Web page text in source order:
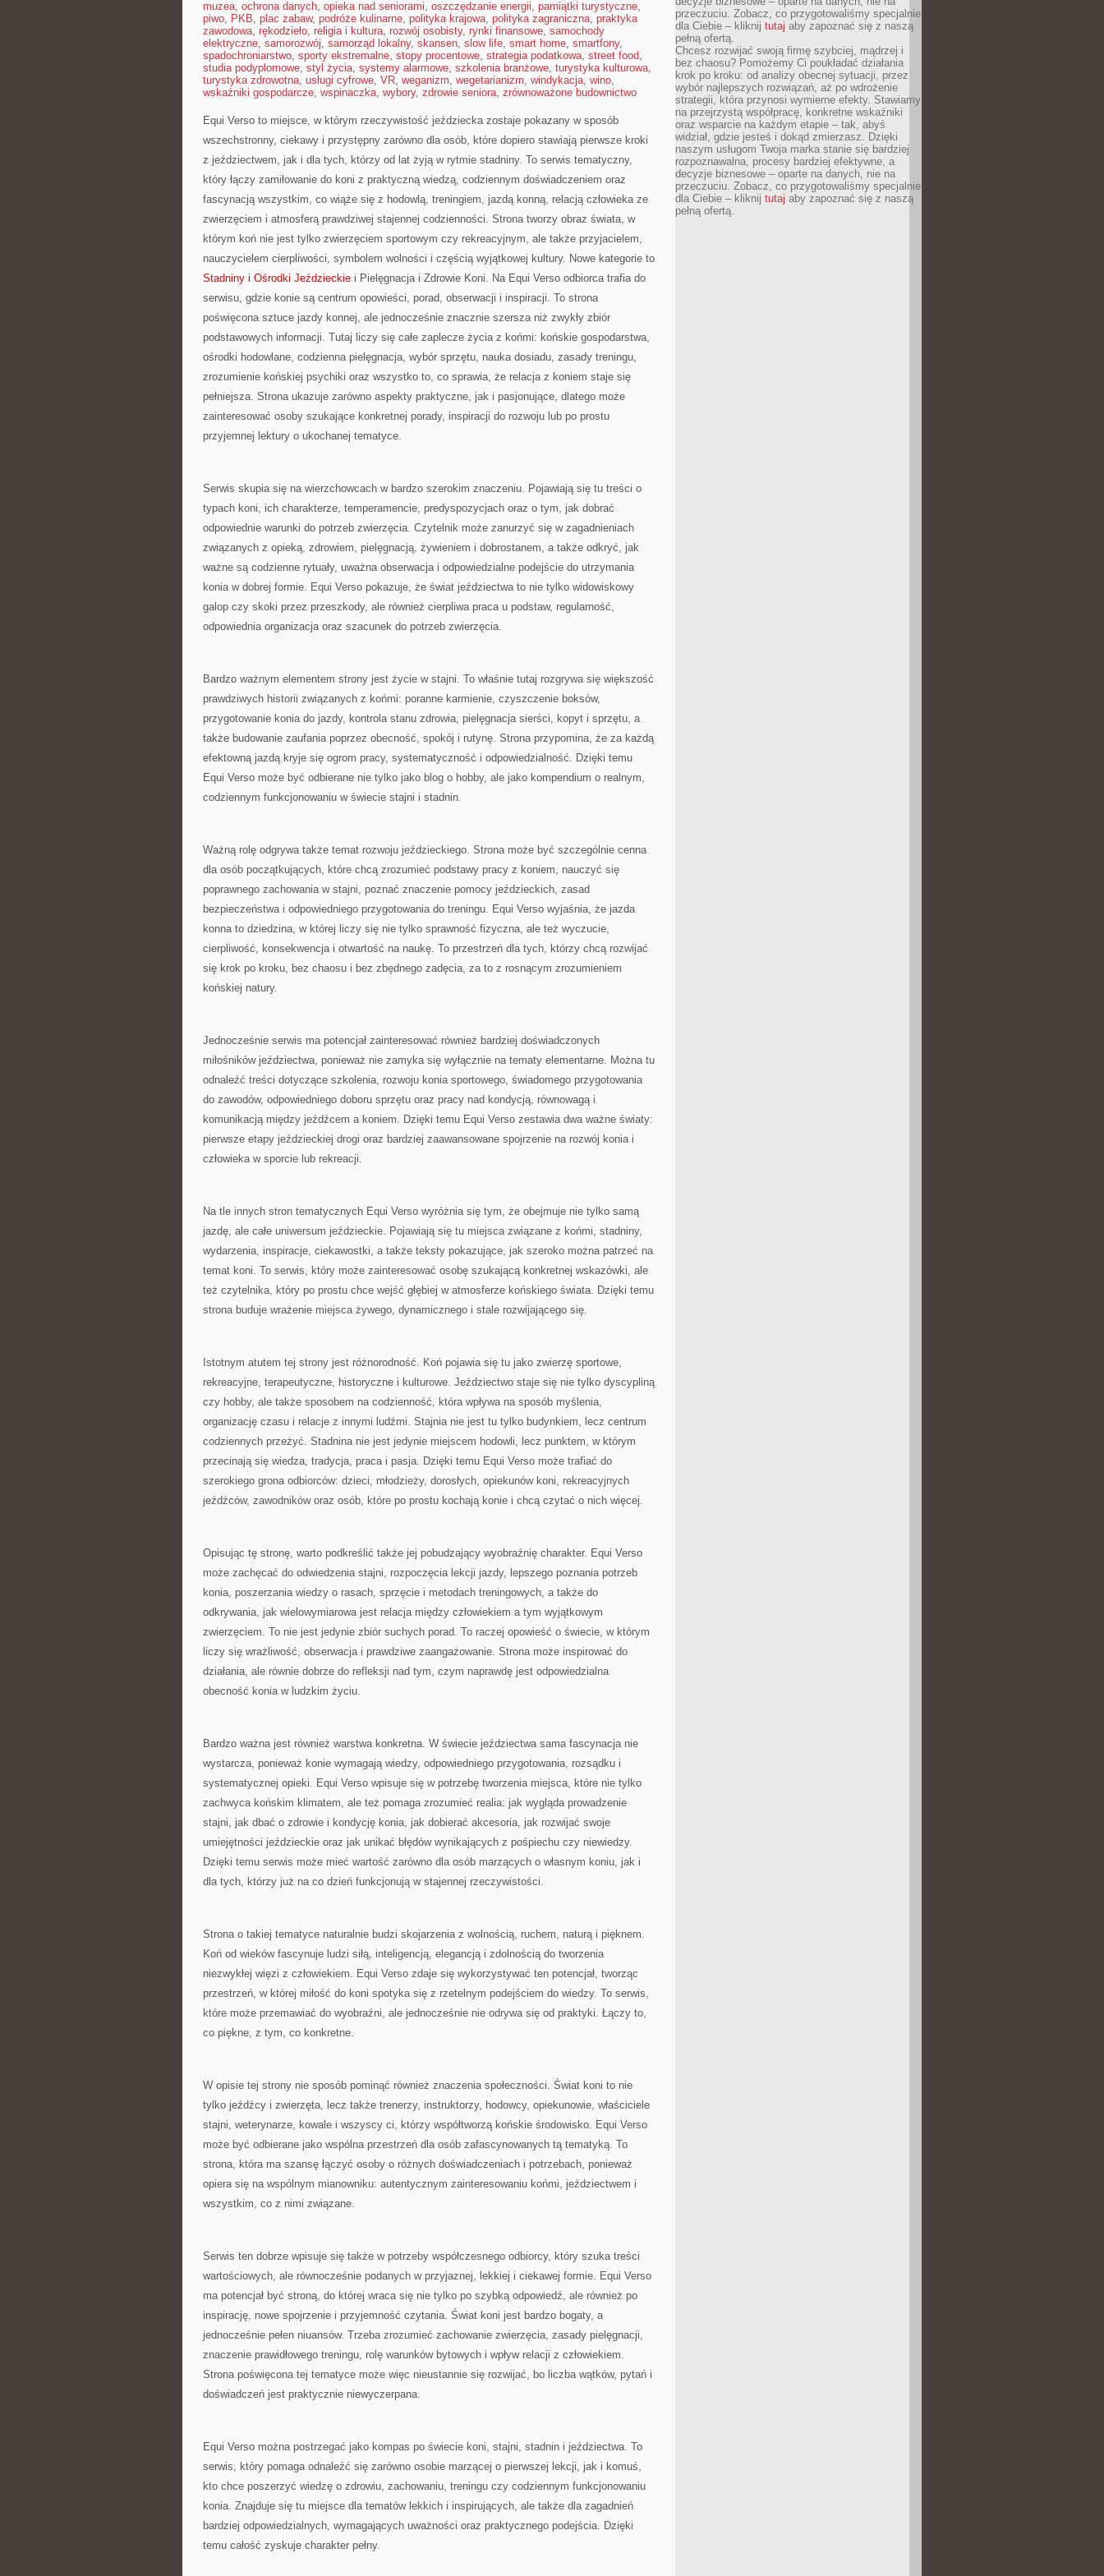
muzea, ochrona danych, opieka nad seniorami, oszczędzanie energii, pamiątki turystyczne,
piwo, PKB, plac zabaw, podróże kulinarne, polityka krajowa, polityka zagraniczna, praktyka
zawodowa, rękodzieło, religia i kultura, rozwój osobisty, rynki finansowe, samochody
elektryczne, samorozwój, samorząd lokalny, skansen, slow life, smart home, smartfony,
spadochroniarstwo, sporty ekstremalne, stopy procentowe, strategia podatkowa, street food,
studia podyplomowe, styl życia, systemy alarmowe, szkolenia branżowe, turystyka kulturowa,
turystyka zdrowotna, usługi cyfrowe, VR, weganizm, wegetarianizm, windykacja, wino,
wskaźniki gospodarcze, wspinaczka, wybory, zdrowie seniora, zrównoważone budownictwo
Equi Verso to miejsce, w którym rzeczywistość jeździecka zostaje pokazany w sposób
wszechstronny, ciekawy i przystępny zarówno dla osób, które dopiero stawiają pierwsze kroki
z jeździectwem, jak i dla tych, którzy od lat żyją w rytmie stadniny. To serwis tematyczny,
który łączy zamiłowanie do koni z praktyczną wiedzą, codziennym doświadczeniem oraz
fascynacją wszystkim, co wiąże się z hodowlą, treningiem, jazdą konną, relacją człowieka ze
zwierzęciem i atmosferą prawdziwej stajennej codzienności. Strona tworzy obraz świata, w
którym koń nie jest tylko zwierzęciem sportowym czy rekreacyjnym, ale także przyjacielem,
nauczycielem cierpliwości, symbolem wolności i częścią wyjątkowej kultury. Nowe kategorie to
Stadniny i Ośrodki Jeździeckie i Pielęgnacja i Zdrowie Koni. Na Equi Verso odbiorca trafia do
serwisu, gdzie konie są centrum opowieści, porad, obserwacji i inspiracji. To strona
poświęcona sztuce jazdy konnej, ale jednocześnie znacznie szersza niż zwykły zbiór
podstawowych informacji. Tutaj liczy się całe zaplecze życia z końmi: końskie gospodarstwa,
ośrodki hodowlane, codzienna pielęgnacja, wybór sprzętu, nauka dosiadu, zasady treningu,
zrozumienie końskiej psychiki oraz wszystko to, co sprawia, że relacja z koniem staje się
pełniejsza. Strona ukazuje zarówno aspekty praktyczne, jak i pasjonujące, dlatego może
zainteresować osoby szukające konkretnej porady, inspiracji do rozwoju lub po prostu
przyjemnej lektury o ukochanej tematyce.
Serwis skupia się na wierzchowcach w bardzo szerokim znaczeniu. Pojawiają się tu treści o
typach koni, ich charakterze, temperamencie, predyspozycjach oraz o tym, jak dobrać
odpowiednie warunki do potrzeb zwierzęcia. Czytelnik może zanurzyć się w zagadnieniach
związanych z opieką, zdrowiem, pielęgnacją, żywieniem i dobrostanem, a także odkryć, jak
ważne są codzienne rytuały, uważna obserwacja i odpowiedzialne podejście do utrzymania
konia w dobrej formie. Equi Verso pokazuje, że świat jeździectwa to nie tylko widowiskowy
galop czy skoki przez przeszkody, ale również cierpliwa praca u podstaw, regularność,
odpowiednia organizacja oraz szacunek do potrzeb zwierzęcia.
Bardzo ważnym elementem strony jest życie w stajni. To właśnie tutaj rozgrywa się większość
prawdziwych historii związanych z końmi: poranne karmienie, czyszczenie boksów,
przygotowanie konia do jazdy, kontrola stanu zdrowia, pielęgnacja sierści, kopyt i sprzętu, a
także budowanie zaufania poprzez obecność, spokój i rutynę. Strona przypomina, że za każdą
efektowną jazdą kryje się ogrom pracy, systematyczność i odpowiedzialność. Dzięki temu
Equi Verso może być odbierane nie tylko jako blog o hobby, ale jako kompendium o realnym,
codziennym funkcjonowaniu w świecie stajni i stadnin.
Ważną rolę odgrywa także temat rozwoju jeździeckiego. Strona może być szczególnie cenna
dla osób początkujących, które chcą zrozumieć podstawy pracy z koniem, nauczyć się
poprawnego zachowania w stajni, poznać znaczenie pomocy jeździeckich, zasad
bezpieczeństwa i odpowiedniego przygotowania do treningu. Equi Verso wyjaśnia, że jazda
konna to dziedzina, w której liczy się nie tylko sprawność fizyczna, ale też wyczucie,
cierpliwość, konsekwencja i otwartość na naukę. To przestrzeń dla tych, którzy chcą rozwijać
się krok po kroku, bez chaosu i bez zbędnego zadęcia, za to z rosnącym zrozumieniem
końskiej natury.
Jednocześnie serwis ma potencjał zainteresować również bardziej doświadczonych
miłośników jeździectwa, ponieważ nie zamyka się wyłącznie na tematy elementarne. Można tu
odnaleźć treści dotyczące szkolenia, rozwoju konia sportowego, świadomego przygotowania
do zawodów, odpowiedniego doboru sprzętu oraz pracy nad kondycją, równowagą i
komunikacją między jeźdźcem a koniem. Dzięki temu Equi Verso zestawia dwa ważne światy:
pierwsze etapy jeździeckiej drogi oraz bardziej zaawansowane spojrzenie na rozwój konia i
człowieka w sporcie lub rekreacji.
Na tle innych stron tematycznych Equi Verso wyróżnia się tym, że obejmuje nie tylko samą
jazdę, ale całe uniwersum jeździeckie. Pojawiają się tu miejsca związane z końmi, stadniny,
wydarzenia, inspiracje, ciekawostki, a także teksty pokazujące, jak szeroko można patrzeć na
temat koni. To serwis, który może zainteresować osobę szukającą konkretnej wskazówki, ale
też czytelnika, który po prostu chce wejść głębiej w atmosferze końskiego świata. Dzięki temu
strona buduje wrażenie miejsca żywego, dynamicznego i stale rozwijającego się.
Istotnym atutem tej strony jest różnorodność. Koń pojawia się tu jako zwierzę sportowe,
rekreacyjne, terapeutyczne, historyczne i kulturowe. Jeździectwo staje się nie tylko dyscypliną
czy hobby, ale także sposobem na codzienność, która wpływa na sposób myślenia,
organizację czasu i relacje z innymi ludźmi. Stajnia nie jest tu tylko budynkiem, lecz centrum
codziennych przeżyć. Stadnina nie jest jedynie miejscem hodowli, lecz punktem, w którym
przecinają się wiedza, tradycja, praca i pasja. Dzięki temu Equi Verso może trafiać do
szerokiego grona odbiorców: dzieci, młodzieży, dorosłych, opiekunów koni, rekreacyjnych
jeźdźców, zawodników oraz osób, które po prostu kochają konie i chcą czytać o nich więcej.
Opisując tę stronę, warto podkreślić także jej pobudzający wyobraźnię charakter. Equi Verso
może zachęcać do odwiedzenia stajni, rozpoczęcia lekcji jazdy, lepszego poznania potrzeb
konia, poszerzania wiedzy o rasach, sprzęcie i metodach treningowych, a także do
odkrywania, jak wielowymiarowa jest relacja między człowiekiem a tym wyjątkowym
zwierzęciem. To nie jest jedynie zbiór suchych porad. To raczej opowieść o świecie, w którym
liczy się wrażliwość, obserwacja i prawdziwe zaangażowanie. Strona może inspirować do
działania, ale równie dobrze do refleksji nad tym, czym naprawdę jest odpowiedzialna
obecność konia w ludzkim życiu.
Bardzo ważna jest również warstwa konkretna. W świecie jeździectwa sama fascynacja nie
wystarcza, ponieważ konie wymagają wiedzy, odpowiedniego przygotowania, rozsądku i
systematycznej opieki. Equi Verso wpisuje się w potrzebę tworzenia miejsca, które nie tylko
zachwyca końskim klimatem, ale też pomaga zrozumieć realia: jak wygląda prowadzenie
stajni, jak dbać o zdrowie i kondycję konia, jak dobierać akcesoria, jak rozwijać swoje
umiejętności jeździeckie oraz jak unikać błędów wynikających z pośpiechu czy niewiedzy.
Dzięki temu serwis może mieć wartość zarówno dla osób marzących o własnym koniu, jak i
dla tych, którzy już na co dzień funkcjonują w stajennej rzeczywistości.
Strona o takiej tematyce naturalnie budzi skojarzenia z wolnością, ruchem, naturą i pięknem.
Koń od wieków fascynuje ludzi siłą, inteligencją, elegancją i zdolnością do tworzenia
niezwykłej więzi z człowiekiem. Equi Verso zdaje się wykorzystywać ten potencjał, tworząc
przestrzeń, w której miłość do koni spotyka się z rzetelnym podejściem do wiedzy. To serwis,
które może przemawiać do wyobraźni, ale jednocześnie nie odrywa się od praktyki. Łączy to,
co piękne, z tym, co konkretne.
W opisie tej strony nie sposób pominąć również znaczenia społeczności. Świat koni to nie
tylko jeźdźcy i zwierzęta, lecz także trenerzy, instruktorzy, hodowcy, opiekunowie, właściciele
stajni, weterynarze, kowale i wszyscy ci, którzy współtworzą końskie środowisko. Equi Verso
może być odbierane jako wspólna przestrzeń dla osób zafascynowanych tą tematyką. To
strona, która ma szansę łączyć osoby o różnych doświadczeniach i potrzebach, ponieważ
opiera się na wspólnym mianowniku: autentycznym zainteresowaniu końmi, jeździectwem i
wszystkim, co z nimi związane.
Serwis ten dobrze wpisuje się także w potrzeby współczesnego odbiorcy, który szuka treści
wartościowych, ale równocześnie podanych w przyjaznej, lekkiej i ciekawej formie. Equi Verso
ma potencjał być stroną, do której wraca się nie tylko po szybką odpowiedź, ale również po
inspirację, nowe spojrzenie i przyjemność czytania. Świat koni jest bardzo bogaty, a
jednocześnie pełen niuansów. Trzeba zrozumieć zachowanie zwierzęcia, zasady pielęgnacji,
znaczenie prawidłowego treningu, rolę warunków bytowych i wpływ relacji z człowiekiem.
Strona poświęcona tej tematyce może więc nieustannie się rozwijać, bo liczba wątków, pytań i
doświadczeń jest praktycznie niewyczerpana.
Equi Verso można postrzegać jako kompas po świecie koni, stajni, stadnin i jeździectwa. To
serwis, który pomaga odnaleźć się zarówno osobie marzącej o pierwszej lekcji, jak i komuś,
kto chce poszerzyć wiedzę o zdrowiu, zachowaniu, treningu czy codziennym funkcjonowaniu
konia. Znajduje się tu miejsce dla tematów lekkich i inspirujących, ale także dla zagadnień
bardziej odpowiedzialnych, wymagających uważności oraz praktycznego podejścia. Dzięki
temu całość zyskuje charakter pełny.
przeczuciu. Zobacz, co przygotowaliśmy specjalnie
dla Ciebie – kliknij tutaj aby zapoznać się z naszą
pełną ofertą.
Chcesz rozwijać swoją firmę szybciej, mądrzej i
bez chaosu? Pomożemy Ci poukładać działania
krok po kroku: od analizy obecnej sytuacji, przez
wybór najlepszych rozwiązań, aż po wdrożenie
strategii, która przynosi wymierne efekty. Stawiamy
na przejrzystą współpracę, konkretne wskaźniki
oraz wsparcie na każdym etapie – tak, abyś
widział, gdzie jesteś i dokąd zmierzasz. Dzięki
naszym usługom Twoja marka stanie się bardziej
rozpoznawalna, procesy bardziej efektywne, a
decyzje biznesowe – oparte na danych, nie na
przeczuciu. Zobacz, co przygotowaliśmy specjalnie
dla Ciebie – kliknij tutaj aby zapoznać się z naszą
pełną ofertą.